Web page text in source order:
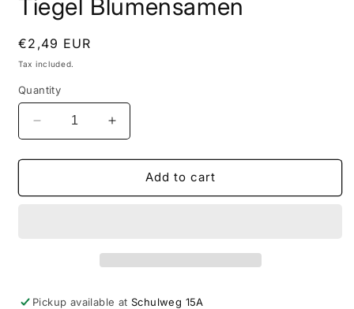
Tiegel Blumensamen
Regular
price
€2,49 EUR
Tax included.
Quantity
Decrease
quantity
for
zu
Increase
quantity
for
Geschenk
zu
Add to cart
Pickup available atSchulweg 15A